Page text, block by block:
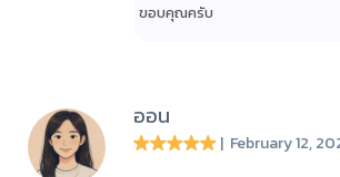
ขอบคุณครับ
ออน
| February 12,